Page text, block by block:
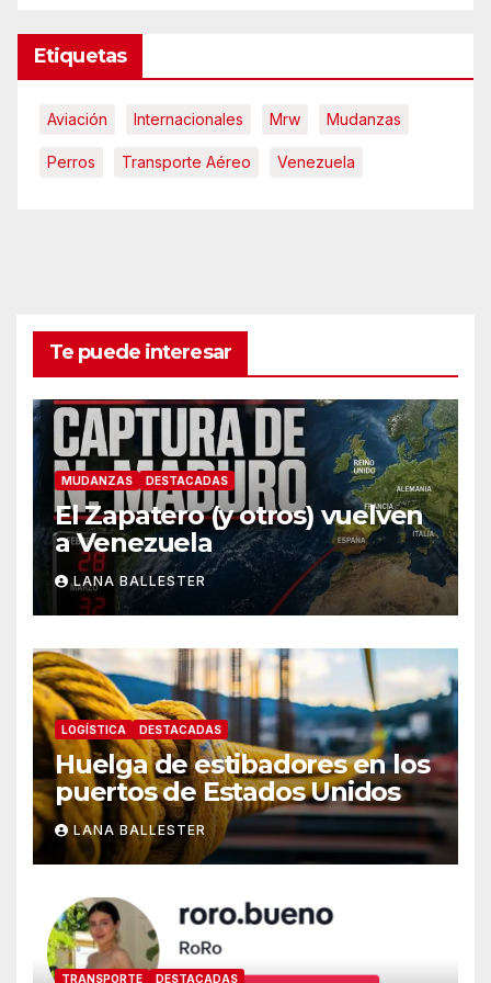
Etiquetas
Aviación Internacionales Mrw Mudanzas
Perros Transporte Aéreo Venezuela
Te puede interesar
MUDANZAS DESTACADAS
El Zapatero (y otros) vuelven
a Venezuela
LANA BALLESTER
LOGÍSTICA DESTACADAS
Huelga de estibadores en los
puertos de Estados Unidos
LANA BALLESTER
TRANSPORTE DESTACADAS